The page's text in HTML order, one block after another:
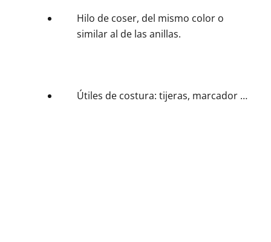
Hilo de coser, del mismo color o
similar al de las anillas.
Útiles de costura: tijeras, marcador …